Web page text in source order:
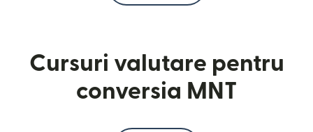
Cursuri valutare pentru
conversia MNT